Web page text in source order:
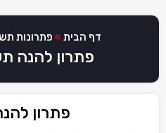
דף הבית » פתרונות
פתרון להנה
פתרון